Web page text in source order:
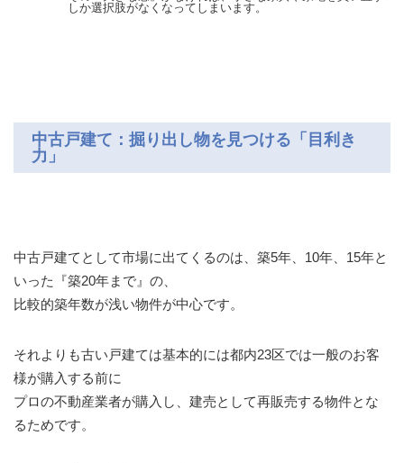
しか選択肢がなくなってしまいます。
中古戸建て：掘り出し物を見つける「目利き
力」
中古戸建てとして市場に出てくるのは、築5年、10年、15年と
いった『築20年まで』の、
比較的築年数が浅い物件が中心です。
それよりも古い戸建ては基本的には都内23区では一般のお客
様が購入する前に
プロの不動産業者が購入し、建売として再販売する物件とな
るためです。